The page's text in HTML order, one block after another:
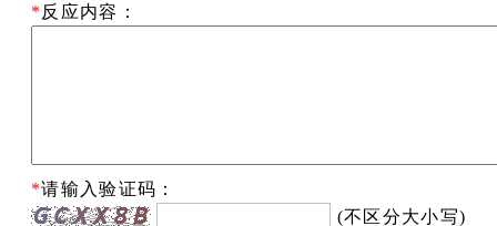
* 反应内容：
*请输入验证码：
(不区分大小写)